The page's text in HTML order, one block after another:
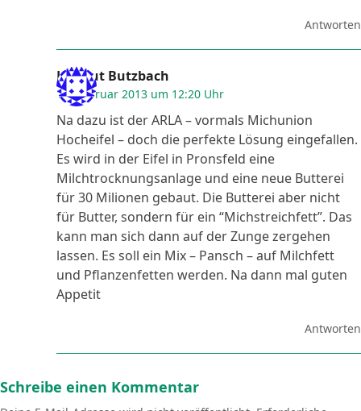
Antworten
Helmut Butzbach
13. Februar 2013 um 12:20 Uhr
Na dazu ist der ARLA – vormals Michunion
Hocheifel – doch die perfekte Lösung eingefallen.
Es wird in der Eifel in Pronsfeld eine
Milchtrocknungsanlage und eine neue Butterei
für 30 Milionen gebaut. Die Butterei aber nicht
für Butter, sondern für ein “Michstreichfett”. Das
kann man sich dann auf der Zunge zergehen
lassen. Es soll ein Mix – Pansch – auf Milchfett
und Pflanzenfetten werden. Na dann mal guten
Appetit
Antworten
Schreibe einen Kommentar